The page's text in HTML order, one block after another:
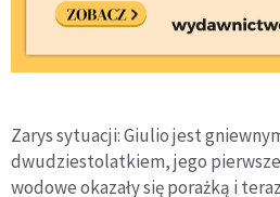
Za­rys sytuacji: Giulio jest
dwudziestolatkiem, jego
wodowe okazały się porażką i